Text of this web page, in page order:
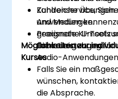
Kundenservice,
und Medien
geeignete KI-Tools
Dienstleistungen
Audio-
Zahlreiche
Anwendungen.
Praxisnahe
Laborumgebung.
Möglichkeiten zur
Kurses
Falls Sie ein
wünschen,
die Absprache.